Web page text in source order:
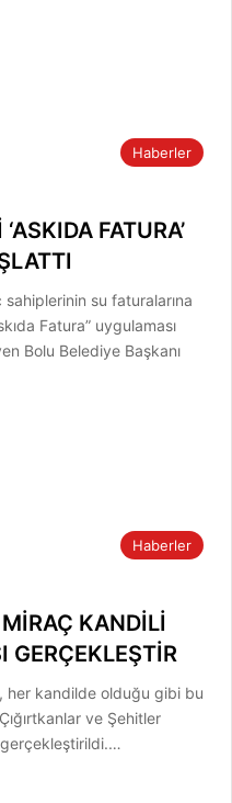
Haberler
FATURA’
su faturalarına
Fatura” uygulaması
Bolu Belediye Başkanı
Haberler
KANDİLİ
GERÇEKLEŞTİR
her kandilde olduğu gibi bu
ve Şehitler
gerçekleştirildi.…